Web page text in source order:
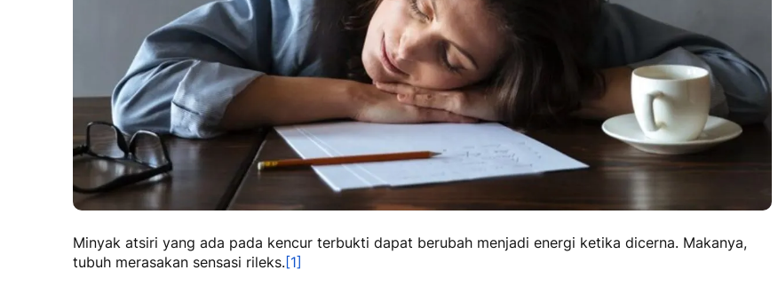
Minyak atsiri yang ada pada kencur terbukti dapat berubah menjadi energi ketika dicerna. Makanya,
tubuh merasakan sensasi rileks.[1]